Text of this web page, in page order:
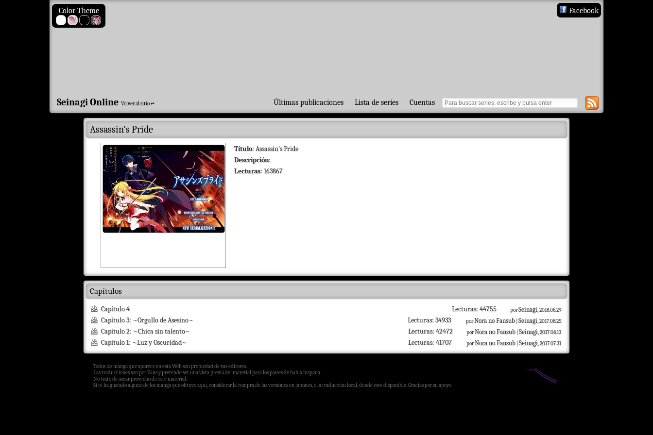
Color Theme Facebook
Últimas publicaciones Lista de series Cuentas
Seinagi Online Volver al sitio ↵
Assassin's Pride
Título: Assassin's Pride
Descripción:
Lecturas: 163867
Capítulos
Capítulo 4 porSeinagi, 2018.06.29
Lecturas: 44755
Capítulo 3: ~Orgullo de Asesino~
porNora no Fansub Seinagi, 2017.08.25
Lecturas: 34933
Capítulo 2: ~Chica sin talento~
porNora no Fansub Seinagi, 2017.08.13
Lecturas: 42472
Capítulo 1: ~Luz y Oscuridad~
porNora no Fansub Seinagi, 2017.07.31
Lecturas: 41707
Todos los manga que aparece en esta Web son propiedad de sus editores.
Las traducciones son por Fans y pretende ser una vista previa del material para los países de habla hispana.
No trate de sacar provecho de este material.
Si te ha gustado alguno de los manga que obtuvo aquí, considerar la compra de las versiones en japonés, o la traducción local, donde esté disponible. Gracias por su apoyo.